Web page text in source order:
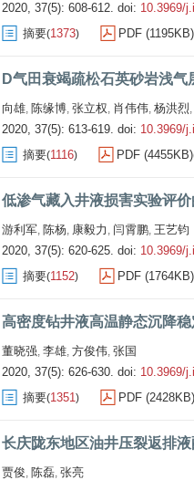
2020, 37(5): 608-612. doi: 10.3969/
摘要(1373) PDF (1195KB)
D气田衰竭疏松石英砂岩浅
向雄, 陈缘博, 张立权, 肖伟伟, 杨洪烈,
2020, 37(5): 613-619. doi: 10.3969/
摘要(1116) PDF (4455KB)
低渗气藏入井液损害实验评
游利军, 陈杨, 康毅力 , 闫霄鹏, 王艺钧
2020, 37(5): 620-625. doi: 10.3969/
摘要(1152) PDF (1764KB)
高密度钻井液高温静态沉降
董晓强, 李雄, 方俊伟, 张国
2020, 37(5): 626-630. doi: 10.3969/
摘要(1351) PDF (2428KB)
长庆陇东地区油井压裂返排
贾俊, 陈磊, 张亮